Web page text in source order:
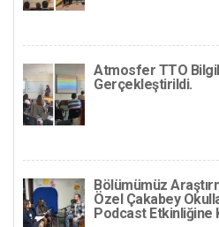
Atmosfer TTO
Gerçekleştirildi.
Bölümümüz
Özel Çakabey
Podcast Etkinliğine